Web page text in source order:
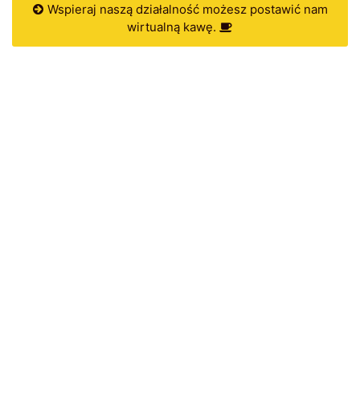
Wspieraj naszą działalność możesz postawić nam
wirtualną kawę.